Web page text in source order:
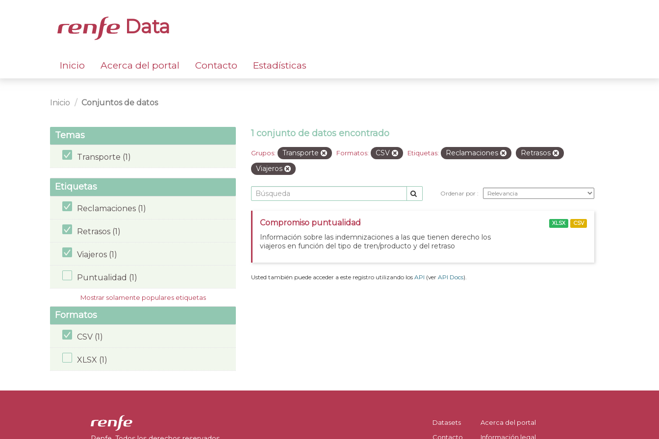
Data
Inicio Acerca del portal Contacto Estadísticas
Inicio Conjuntos de datos
Temas
Transporte (1)
Etiquetas
Reclamaciones (1)
Retrasos (1)
Viajeros (1)
Puntualidad (1)
Mostrar solamente populares etiquetas
Formatos
CSV (1)
XLSX (1)
1 conjunto de datos encontrado
Grupos: Transporte Formatos: CSV Etiquetas: Reclamaciones
Retrasos
Viajeros
Ordenar por
Compromiso puntualidad
Información sobre las indemnizaciones a las que tienen derecho los
viajeros en función del tipo de tren/producto y del retraso
XLSX CSV
Usted también puede acceder a este registro utilizando los API (ver API Docs).
Datasets
Contacto
Acerca del portal
Información legal